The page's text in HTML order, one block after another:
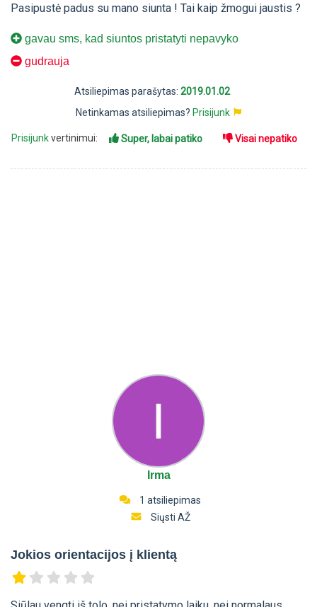
Pasipustė padus su mano siunta ! Tai kaip žmogui jaustis ?
gavau sms, kad siuntos pristatyti nepavyko
gudrauja
Atsiliepimas parašytas: 2019.01.02
Netinkamas atsiliepimas? Prisijunk
Prisijunkvertinimui: Super, labai patiko Visai nepatiko
Irma
1 atsiliepimas
Siųsti AŽ
Jokios orientacijos į klientą